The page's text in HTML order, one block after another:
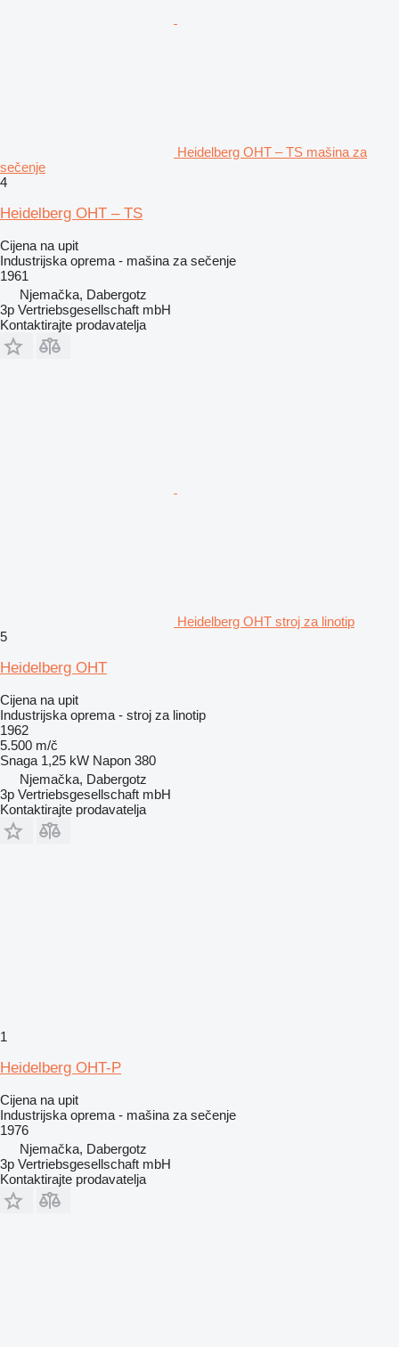
Heidelberg OHT – TS mašina za
sečenje
4
Heidelberg OHT – TS
Cijena na upit
Industrijska oprema - mašina za sečenje
1961
Njemačka, Dabergotz
3p Vertriebsgesellschaft mbH
Kontaktirajte prodavatelja
Heidelberg OHT stroj za linotip
5
Heidelberg OHT
Cijena na upit
Industrijska oprema - stroj za linotip
1962
5.500 m/č
Snaga 1,25 kW Napon 380
Njemačka, Dabergotz
3p Vertriebsgesellschaft mbH
Kontaktirajte prodavatelja
1
Heidelberg OHT-P
Cijena na upit
Industrijska oprema - mašina za sečenje
1976
Njemačka, Dabergotz
3p Vertriebsgesellschaft mbH
Kontaktirajte prodavatelja